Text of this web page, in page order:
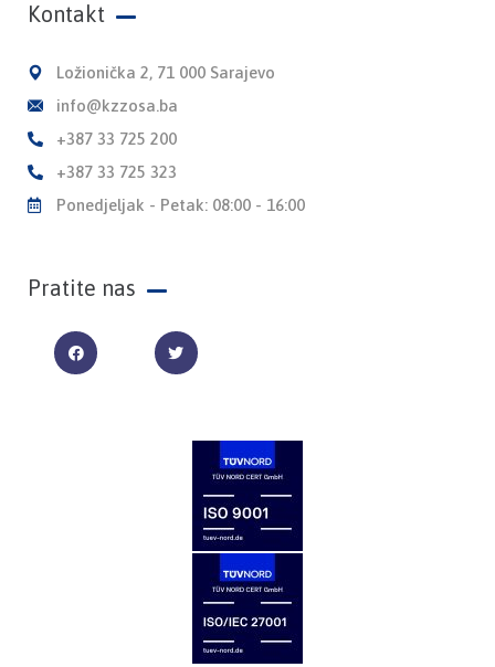
Kontakt
Ložionička 2, 71 000 Sarajevo
info@kzzosa.ba
+387 33 725 200
+387 33 725 323
Ponedjeljak - Petak: 08:00 - 16:00
Pratite nas